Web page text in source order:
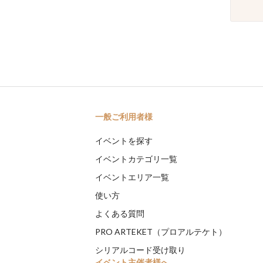
一般ご利用者様
イベントを探す
イベントカテゴリ一覧
イベントエリア一覧
使い方
よくある質問
PRO ARTEKET（プロアルテケト）
シリアルコード受け取り